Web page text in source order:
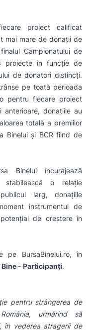
proiect calificat
mai mare de donații de
Campionatului de
proiecte în funcție de
de donatori distincți.
pe toată perioada
pentru fiecare proiect
donaţiile au
totală a premiilor
Binelui și BCR fiind de
Binelui încurajează
stabilească o relaţie
larg, donaţiile
instrumentul de
de creştere în
pe BursaBinelui.ro, în
- Participanți.
pentru strângerea de
urmărind să
în vederea atragerii de